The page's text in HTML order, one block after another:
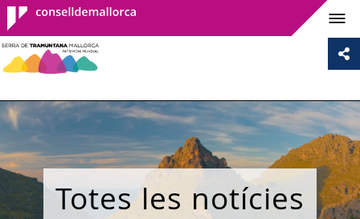
Consell de
Mallorca
Totes les notícies